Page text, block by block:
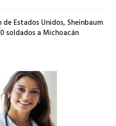
de Estados Unidos, Sheinbaum
soldados a Michoacán